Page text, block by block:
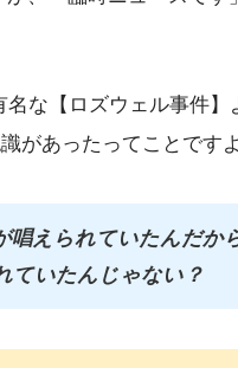
名な【ロズウェル事件
があったってことです
唱えられていたんだか
ていたんじゃない？